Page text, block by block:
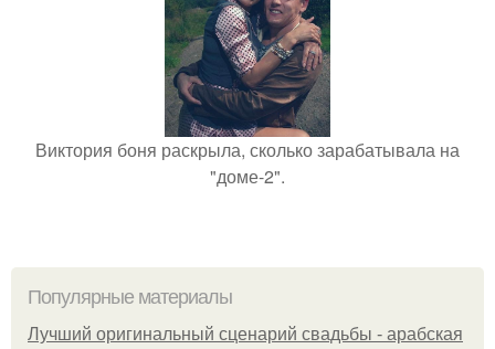
Виктория боня раскрыла, сколько зарабатывала на
"доме-2".
Популярные материалы
Лучший оригинальный сценарий свадьбы - арабская